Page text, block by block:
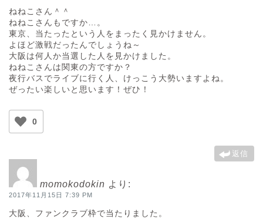
ねねこさん＾＾
ねねこさんもですか…。
東京、当たったという人をまったく見かけません。
よほど激戦だったんでしょうね～
大阪は何人か当選した人を見かけました。
ねねこさんは関東の方ですか？
夜行バスでライブに行く人、けっこう大勢いますよね。
ぜったい楽しいと思います！ぜひ！
0
返信
momokodokin より:
2017年11月15日 7:39 PM
大阪、ファンクラブ枠で当たりました。